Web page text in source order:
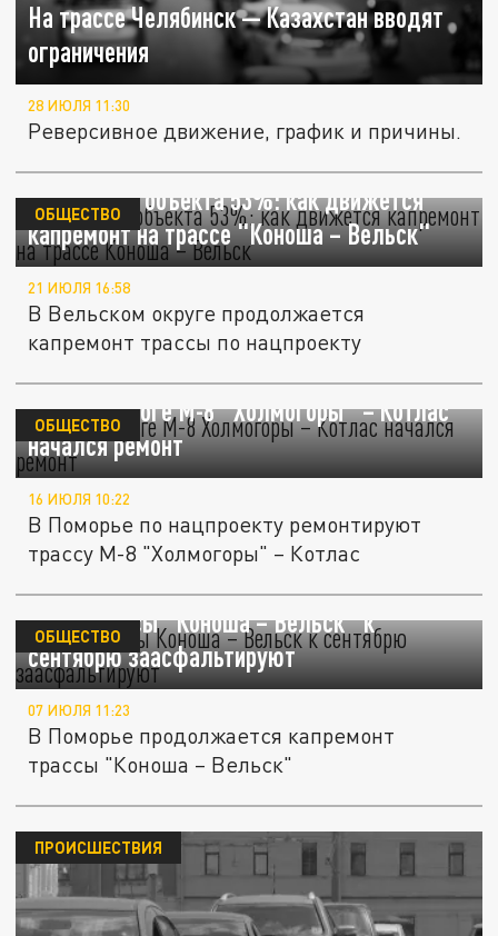
На трассе Челябинск — Казахстан вводят
ограничения
28 ИЮЛЯ 11:30
Реверсивное движение, график и причины.
Готовность объекта 53%: как движется
капремонт на трассе "Коноша – Вельск"
ОБЩЕСТВО
21 ИЮЛЯ 16:58
В Вельском округе продолжается
капремонт трассы по нацпроекту
На автодороге М-8 "Холмогоры" – Котлас
начался ремонт
ОБЩЕСТВО
16 ИЮЛЯ 10:22
В Поморье по нацпроекту ремонтируют
трассу М-8 "Холмогоры" – Котлас
13 км трассы "Коноша – Вельск" к
сентябрю заасфальтируют
ОБЩЕСТВО
07 ИЮЛЯ 11:23
В Поморье продолжается капремонт
трассы "Коноша – Вельск"
ПРОИСШЕСТВИЯ